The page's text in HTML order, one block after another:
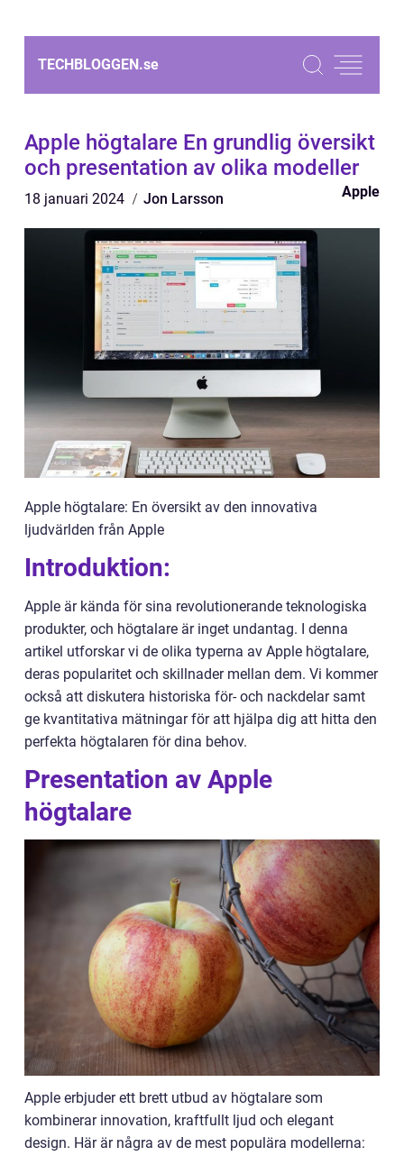
TECHBLOGGEN.se
Apple högtalare En grundlig översikt
och presentation av olika modeller
18 januari 2024 Jon Larsson Apple
Apple högtalare: En översikt av den innovativa
ljudvärlden från Apple
Introduktion:
Apple är kända för sina revolutionerande teknologiska
produkter, och högtalare är inget undantag. I denna
artikel utforskar vi de olika typerna av Apple högtalare,
deras popularitet och skillnader mellan dem. Vi kommer
också att diskutera historiska för- och nackdelar samt
ge kvantitativa mätningar för att hjälpa dig att hitta den
perfekta högtalaren för dina behov.
Presentation av Apple
högtalare
Apple erbjuder ett brett utbud av högtalare som
kombinerar innovation, kraftfullt ljud och elegant
design. Här är några av de mest populära modellerna: